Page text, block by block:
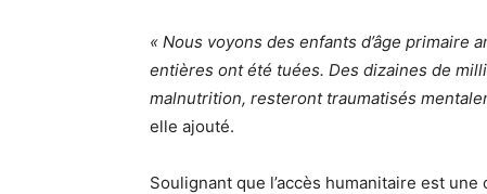
« Nous voyons des enfants d’âge primaire
entières ont été tuées. Des dizaines de
malnutrition, resteront traumatisés
elle ajouté.
Soulignant que l’accès humanitaire est